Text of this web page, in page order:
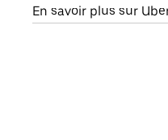
En savoir plus sur